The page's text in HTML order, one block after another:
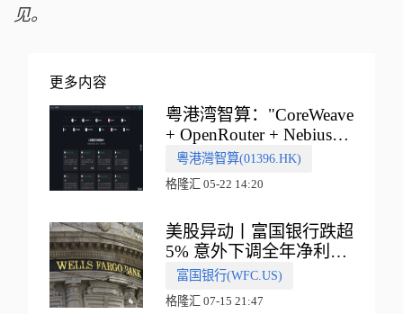
见。
更多内容
粤港湾智算："CoreWeave
+ OpenRouter + Nebius"
多向融合的中国智算新范
式
粵港灣智算(01396.HK)
格隆汇 05-22 14:20
美股异动丨富国银行跌超
5% 意外下调全年净利息
收入指引
富国银行(WFC.US)
格隆汇 07-15 21:47